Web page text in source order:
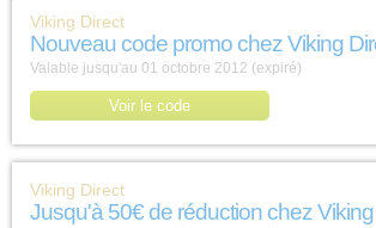
Viking Direct
Nouveau code promo chez Viking
Valable jusqu'au 01 octobre 2012 (expiré)
Voir le code
Viking Direct
Jusqu'à 50€ de réduction chez